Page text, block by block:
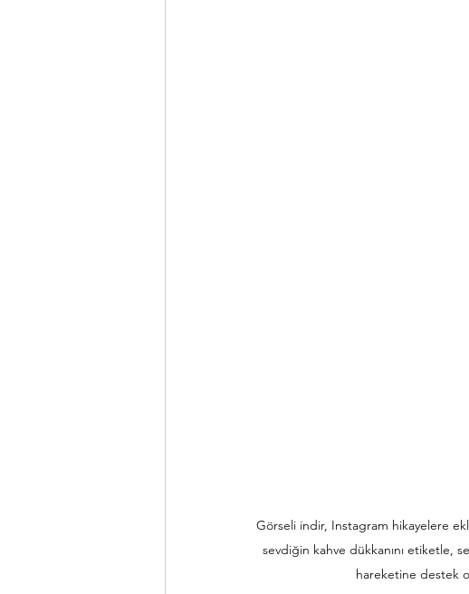
Görseli indir, Instagram hikayelere
sevdiğin kahve dükkanını etiketle,
hareketine destek